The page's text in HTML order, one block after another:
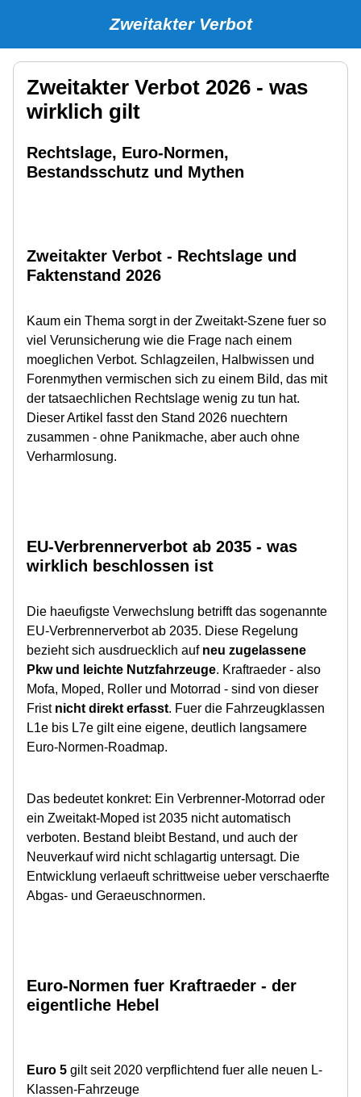
Zweitakter Verbot
Zweitakter Verbot 2026 - was
wirklich gilt
Rechtslage, Euro-Normen,
Bestandsschutz und Mythen
Zweitakter Verbot - Rechtslage und
Faktenstand 2026
Kaum ein Thema sorgt in der Zweitakt-Szene fuer so
viel Verunsicherung wie die Frage nach einem
moeglichen Verbot. Schlagzeilen, Halbwissen und
Forenmythen vermischen sich zu einem Bild, das mit
der tatsaechlichen Rechtslage wenig zu tun hat.
Dieser Artikel fasst den Stand 2026 nuechtern
zusammen - ohne Panikmache, aber auch ohne
Verharmlosung.
EU-Verbrennerverbot ab 2035 - was
wirklich beschlossen ist
Die haeufigste Verwechslung betrifft das sogenannte
EU-Verbrennerverbot ab 2035. Diese Regelung
bezieht sich ausdruecklich auf neu zugelassene
Pkw und leichte Nutzfahrzeuge. Kraftraeder - also
Mofa, Moped, Roller und Motorrad - sind von dieser
Frist nicht direkt erfasst. Fuer die Fahrzeugklassen
L1e bis L7e gilt eine eigene, deutlich langsamere
Euro-Normen-Roadmap.
Das bedeutet konkret: Ein Verbrenner-Motorrad oder
ein Zweitakt-Moped ist 2035 nicht automatisch
verboten. Bestand bleibt Bestand, und auch der
Neuverkauf wird nicht schlagartig untersagt. Die
Entwicklung verlaeuft schrittweise ueber verschaerfte
Abgas- und Geraeuschnormen.
Euro-Normen fuer Kraftraeder - der
eigentliche Hebel
Euro 5 gilt seit 2020 verpflichtend fuer alle neuen L-
Klassen-Fahrzeuge